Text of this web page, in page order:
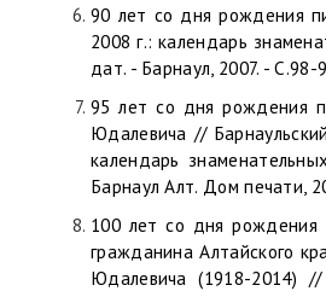
90 лет со дня рождения
2008 г.: календарь
дат. - Барнаул, 2007. - С.98-
95 лет со дня рождения
Юдалевича //
календарь
Барнаул Алт. Дом печати,
100 лет со дня рождения
гражданина Алтайского
Юдалевича (1918-2014)